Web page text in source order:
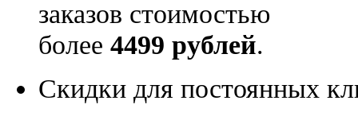
заказов стоимостью
более 4499 рублей.
Скидки для постоянных